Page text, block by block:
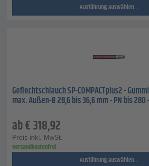
Ausführung auswählen...
Geflechtschlauch SP-COMPACTplus2 -
max. Außen-Ø 28,6 bis 36,6 mm - PN bis
ab€318,92
Preis inkl. MwSt.
versandkostenfrei
Ausführung auswählen...